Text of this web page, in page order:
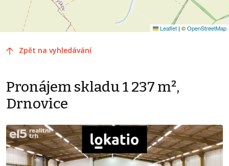
Leaflet | ©OpenStreetMap
Zpět na vyhledávání
Pronájem skladu 1 237 m²,
Drnovice